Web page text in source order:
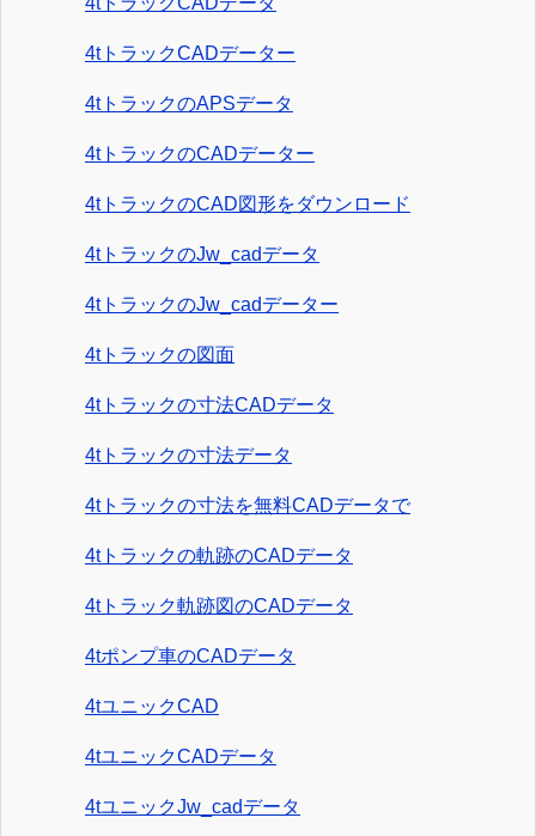
4tトラックCADデーター
4tトラックのAPSデータ
4tトラックのCADデーター
4tトラックのCAD図形をダウンロード
4tトラックのJw_cadデータ
4tトラックのJw_cadデーター
4tトラックの図面
4tトラックの寸法CADデータ
4tトラックの寸法データ
4tトラックの寸法を無料CADデータで
4tトラックの軌跡のCADデータ
4tトラック軌跡図のCADデータ
4tポンプ車のCADデータ
4tユニックCAD
4tユニックCADデータ
4tユニックJw_cadデータ